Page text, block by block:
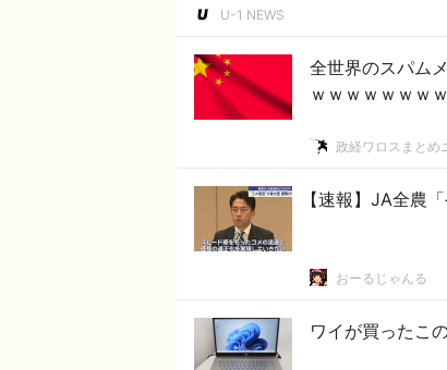
U-1 NEWS
全世界のスパム
ｗｗｗｗｗｗｗ
政経ワロスまとめ
【速報】JA全農
おーるじゃんる
ワイが買ったこ